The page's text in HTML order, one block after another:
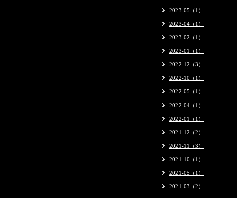
2023-05（1）
2023-04（1）
2023-02（1）
2023-01（1）
2022-12（3）
2022-10（1）
2022-05（1）
2022-04（1）
2022-01（1）
2021-12（2）
2021-11（3）
2021-10（1）
2021-05（1）
2021-03（2）